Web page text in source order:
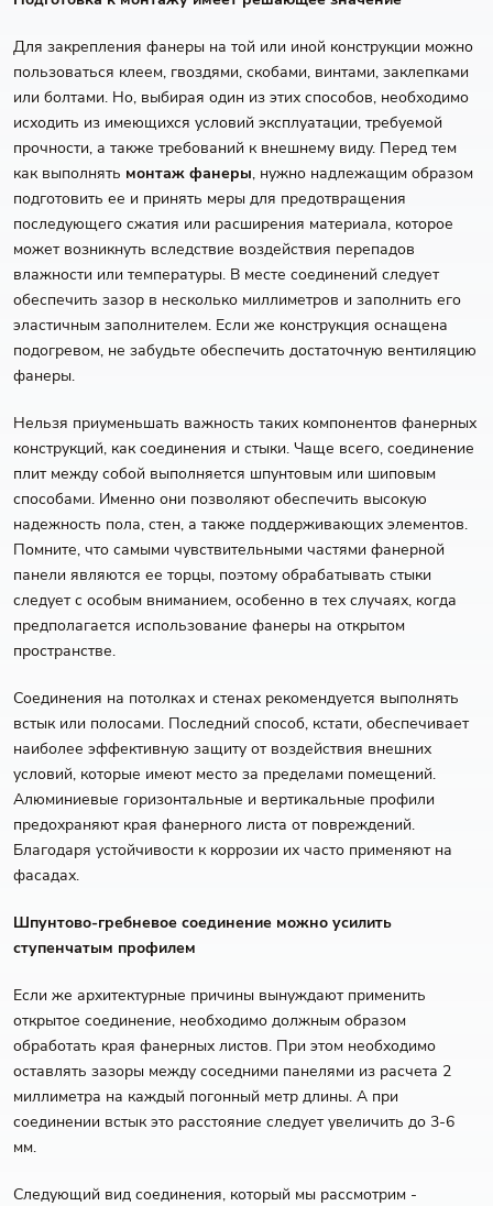
Для закрепления фанеры на той или иной конструкции можно
пользоваться клеем, гвоздями, скобами, винтами, заклепками
или болтами. Но, выбирая один из этих способов, необходимо
исходить из имеющихся условий эксплуатации, требуемой
прочности, а также требований к внешнему виду. Перед тем
как выполнять монтаж фанеры, нужно надлежащим образом
подготовить ее и принять меры для предотвращения
последующего сжатия или расширения материала, которое
может возникнуть вследствие воздействия перепадов
влажности или температуры. В месте соединений следует
обеспечить зазор в несколько миллиметров и заполнить его
эластичным заполнителем. Если же конструкция оснащена
подогревом, не забудьте обеспечить достаточную вентиляцию
фанеры.
Нельзя приуменьшать важность таких компонентов фанерных
конструкций, как соединения и стыки. Чаще всего, соединение
плит между собой выполняется шпунтовым или шиповым
способами. Именно они позволяют обеспечить высокую
надежность пола, стен, а также поддерживающих элементов.
Помните, что самыми чувствительными частями фанерной
панели являются ее торцы, поэтому обрабатывать стыки
следует с особым вниманием, особенно в тех случаях, когда
предполагается использование фанеры на открытом
пространстве.
Соединения на потолках и стенах рекомендуется выполнять
встык или полосами. Последний способ, кстати, обеспечивает
наиболее эффективную защиту от воздействия внешних
условий, которые имеют место за пределами помещений.
Алюминиевые горизонтальные и вертикальные профили
предохраняют края фанерного листа от повреждений.
Благодаря устойчивости к коррозии их часто применяют на
фасадах.
Шпунтово-гребневое соединение можно усилить
ступенчатым профилем
Если же архитектурные причины вынуждают применить
открытое соединение, необходимо должным образом
обработать края фанерных листов. При этом необходимо
оставлять зазоры между соседними панелями из расчета 2
миллиметра на каждый погонный метр длины. А при
соединении встык это расстояние следует увеличить до 3-6
мм.
Следующий вид соединения, который мы рассмотрим -